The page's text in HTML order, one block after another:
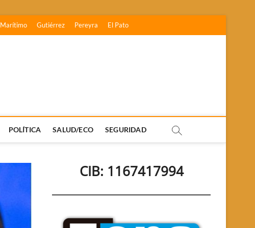
Marítimo Gutiérrez Pereyra El Pato
POLÍTICA SALUD/ECO SEGURIDAD
CIB: 1167417994